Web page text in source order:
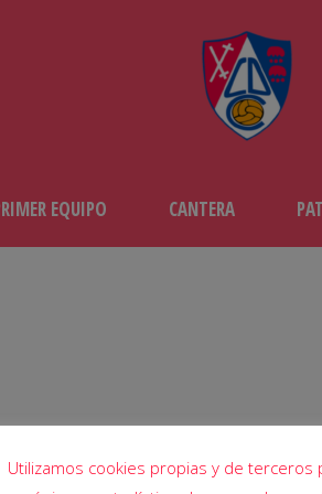
EQUIPO CANTERA
Utilizamos cookies propias y de terceros